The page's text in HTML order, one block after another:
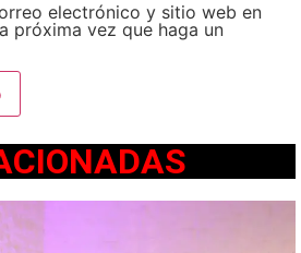
electrónico y sitio web en
próxima vez que haga un